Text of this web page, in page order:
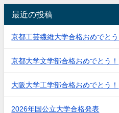
最近の投稿
京都工芸繊維大学合格おめでとう
京都大学文学部合格おめでとう！
大阪大学工学部合格おめでとう！
2026年国公立大学合格発表